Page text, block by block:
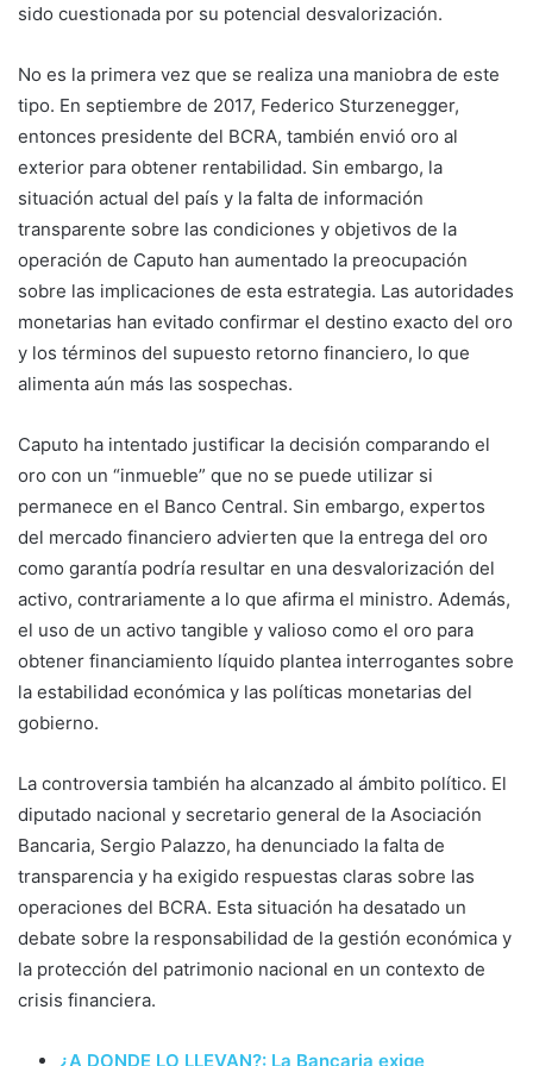
sido cuestionada por su potencial desvalorización.
No es la primera vez que se realiza una maniobra de este
tipo. En septiembre de 2017, Federico Sturzenegger,
entonces presidente del BCRA, también envió oro al
exterior para obtener rentabilidad. Sin embargo, la
situación actual del país y la falta de información
transparente sobre las condiciones y objetivos de la
operación de Caputo han aumentado la preocupación
sobre las implicaciones de esta estrategia. Las autoridades
monetarias han evitado confirmar el destino exacto del oro
y los términos del supuesto retorno financiero, lo que
alimenta aún más las sospechas.
Caputo ha intentado justificar la decisión comparando el
oro con un “inmueble” que no se puede utilizar si
permanece en el Banco Central. Sin embargo, expertos
del mercado financiero advierten que la entrega del oro
como garantía podría resultar en una desvalorización del
activo, contrariamente a lo que afirma el ministro. Además,
el uso de un activo tangible y valioso como el oro para
obtener financiamiento líquido plantea interrogantes sobre
la estabilidad económica y las políticas monetarias del
gobierno.
La controversia también ha alcanzado al ámbito político. El
diputado nacional y secretario general de la Asociación
Bancaria, Sergio Palazzo, ha denunciado la falta de
transparencia y ha exigido respuestas claras sobre las
operaciones del BCRA. Esta situación ha desatado un
debate sobre la responsabilidad de la gestión económica y
la protección del patrimonio nacional en un contexto de
crisis financiera.
¿A DONDE LO LLEVAN?: La Bancaria exige